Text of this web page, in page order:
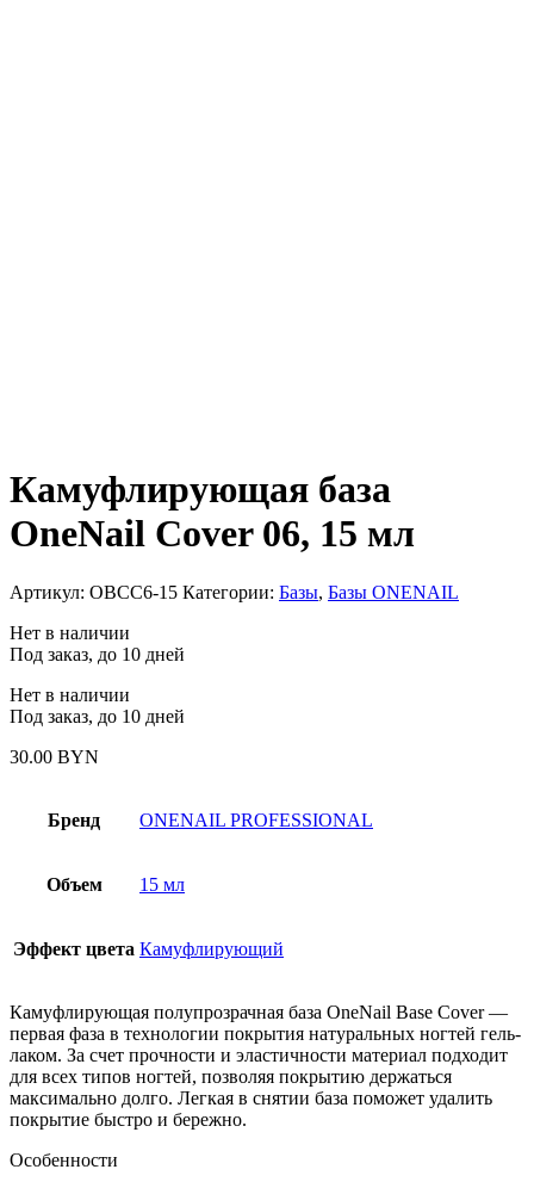
Камуфлирующая база
OneNail Cover 06, 15 мл
Артикул: OBCC6-15 Категории: Базы, Базы ONENAIL
Нет в наличии
Под заказ, до 10 дней
Нет в наличии
Под заказ, до 10 дней
30.00 BYN
Бренд ONENAIL PROFESSIONAL
Объем 15 мл
Эффект цвета Камуфлирующий
Камуфлирующая полупрозрачная база OneNail Base Cover —
первая фаза в технологии покрытия натуральных ногтей гель-
лаком. За счет прочности и эластичности материал подходит
для всех типов ногтей, позволяя покрытию держаться
максимально долго. Легкая в снятии база поможет удалить
покрытие быстро и бережно.
Особенности